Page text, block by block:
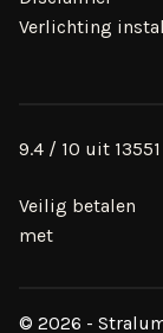
Verlichting
9.4 / 10 uit
Veilig betalen
met
© 2026 -